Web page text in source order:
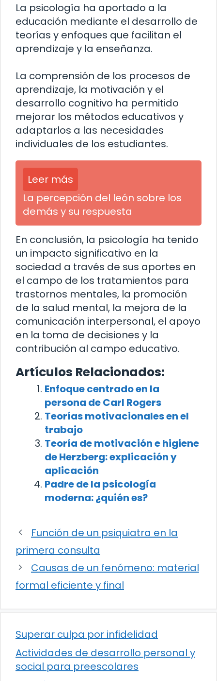
La psicología ha aportado a la
educación mediante el desarrollo de
teorías y enfoques que facilitan el
aprendizaje y la enseñanza.
La comprensión de los procesos de
aprendizaje, la motivación y el
desarrollo cognitivo ha permitido
mejorar los métodos educativos y
adaptarlos a las necesidades
individuales de los estudiantes.
Leer más
La percepción del león sobre los
demás y su respuesta
En conclusión, la psicología ha tenido
un impacto significativo en la
sociedad a través de sus aportes en
el campo de los tratamientos para
trastornos mentales, la promoción
de la salud mental, la mejora de la
comunicación interpersonal, el apoyo
en la toma de decisiones y la
contribución al campo educativo.
Artículos Relacionados:
Enfoque centrado en la
persona de Carl Rogers
Teorías motivacionales en el
trabajo
Teoría de motivación e higiene
de Herzberg: explicación y
aplicación
Padre de la psicología
moderna: ¿quién es?
Función de un psiquiatra en la
primera consulta
Causas de un fenómeno: material
formal eficiente y final
Superar culpa por infidelidad
Actividades de desarrollo personal y
social para preescolares